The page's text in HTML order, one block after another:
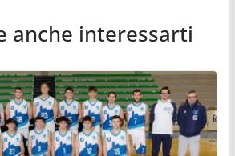
anche interessarti